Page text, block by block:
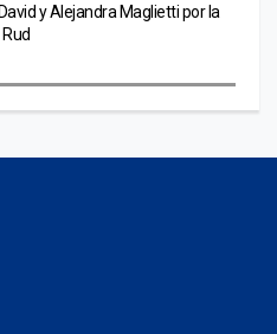
y Alejandra Maglietti por la